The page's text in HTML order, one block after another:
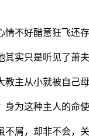
好醋意狂飞还存
实只是听见了萧
主从小就被自己
为这种主人的命
屑，却非不会，